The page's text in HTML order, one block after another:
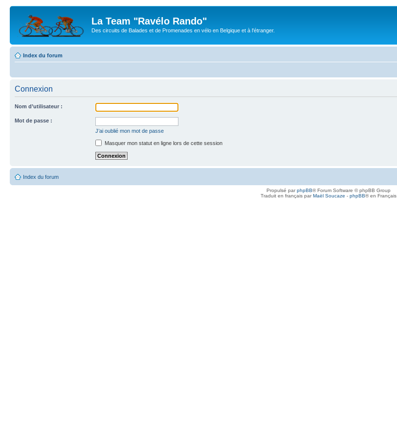
La Team "Ravélo Rando"
Des circuits de Balades et de Promenades en vélo en Belgique et à l'étranger.
Index du forum
Connexion
Nom d’utilisateur :
Mot de passe :
J’ai oublié mon mot de passe
Masquer mon statut en ligne lors de cette session
Index du forum
Propulsé parphpBB® Forum Software © phpBB Group
Traduit en français parMaël Soucaze - phpBB® en Français